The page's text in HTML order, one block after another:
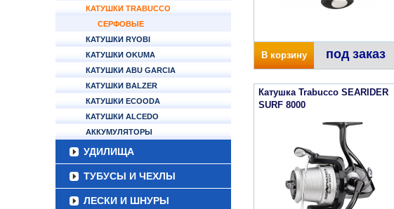
КАТУШКИ TRABUCCO
СЕРФОВЫЕ
КАТУШКИ RYOBI
КАТУШКИ OKUMA
КАТУШКИ ABU GARCIA
КАТУШКИ BALZER
КАТУШКИ ECOODA
КАТУШКИ ALCEDO
АККУМУЛЯТОРЫ
УДИЛИЩА
ТУБУСЫ И ЧЕХЛЫ
ЛЕСКИ И ШНУРЫ
В корзину под заказ
Катушка Trabucco SEARIDER
SURF 8000